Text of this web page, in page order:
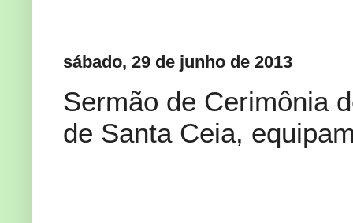
sábado, 29 de junho de 2013
Sermão de Cerimônia
de Santa Ceia,